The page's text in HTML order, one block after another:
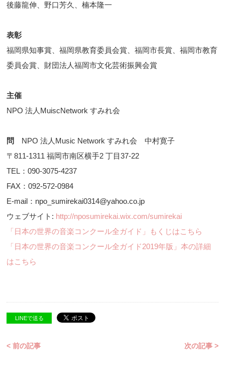
後藤龍伸、野口芳久、楠本隆一
表彰
福岡県知事賞、福岡県教育委員会賞、福岡市長賞、福岡市教育
委員会賞、財団法人福岡市文化芸術振興会賞
主催
NPO 法人MuiscNetwork すみれ会
問 NPO 法人Music Network すみれ会 中村寛子
〒811-1311 福岡市南区横手2 丁目37-22
TEL：090-3075-4237
FAX：092-572-0984
E-mail：npo_sumirekai0314@yahoo.co.jp
ウェブサイト: http://nposumirekai.wix.com/sumirekai
「日本の世界の音楽コンクール全ガイド」もくじはこちら
「日本の世界の音楽コンクール全ガイド2019年版」本の詳細
はこちら
LINEで送る
< 前の記事 次の記事 >